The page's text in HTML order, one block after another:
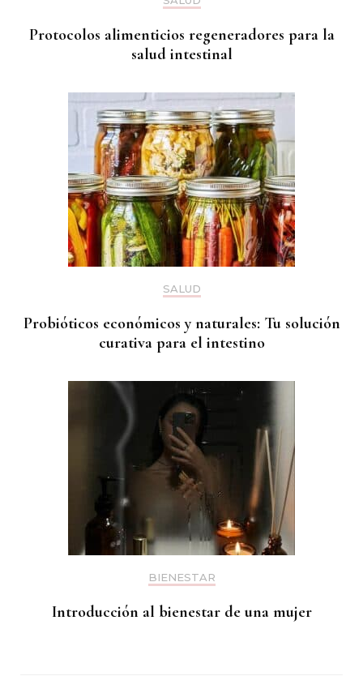
Protocolos alimenticios regeneradores para la
salud intestinal
SALUD
Probióticos económicos y naturales: Tu solución
curativa para el intestino
BIENESTAR
Introducción al bienestar de una mujer